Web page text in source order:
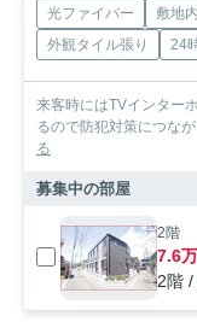
光ファイバー 敷地
外観タイル張り
24
来客時にはTVインター
るので防犯対策につな
る
募集中の部屋
2階
7.6
2階